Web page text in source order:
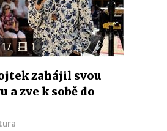
17 1
zahájil svou
a zve k sobě do